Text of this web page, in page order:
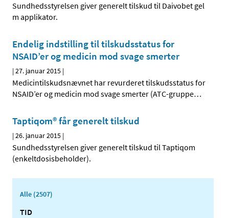
Sundhedsstyrelsen giver generelt tilskud til Daivobet gel
m applikator.
Endelig indstilling til tilskudsstatus for
NSAID’er og medicin mod svage smerter
|27. januar 2015 |
Medicintilskudsnævnet har revurderet tilskudsstatus for
NSAID’er og medicin mod svage smerter (ATC-gruppe…
Taptiqom® får generelt tilskud
|26. januar 2015 |
Sundhedsstyrelsen giver generelt tilskud til Taptiqom
(enkeltdosisbeholder).
Alle (2507)
TID